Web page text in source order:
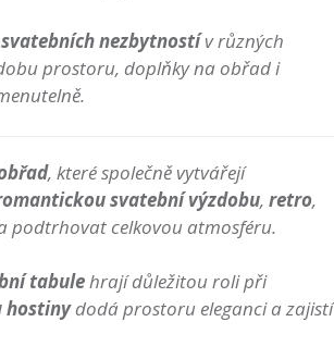
nezbytnostív různých
prostoru, doplňky na obřad i
, které společně vytvářejí
svatební výzdobu, retro,
podtrhovat celkovou atmosféru.
tabulehrají důležitou roli při
hostinydodá prostoru eleganci a zajistí